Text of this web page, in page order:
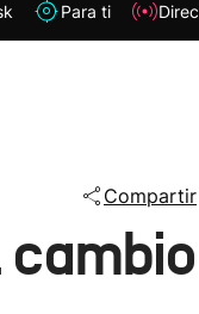
Para ti
Compartir